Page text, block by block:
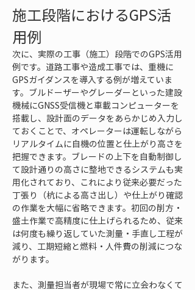
施工段階におけるGPS活
用例
次に、実際の工事（施工）段階でのGPS活用
例です。道路工事や造成工事では、重機に
GPSガイダンスを導入する例が増えていま
す。ブルドーザーやグレーダーといった建設
機械にGNSS受信機と車載コンピューターを
搭載し、設計面のデータをあらかじめ入力し
ておくことで、オペレーターは運転しながら
リアルタイムに自機の位置と仕上がり高さを
把握できます。ブレードの上下を自動制御し
て設計通りの高さに整地できるシステムも実
用化されており、これにより従来必要だった
丁張り（杭による高さ出し）や仕上がり確認
の作業を大幅に省略できます。初回の削方・
盛土作業で高精度に仕上げられるため、従来
は何度も繰り返していた測量・手直し工程が
減り、工期短縮と燃料・人件費の削減につな
がります。
また、測量担当者が現場で常に立会わなくて